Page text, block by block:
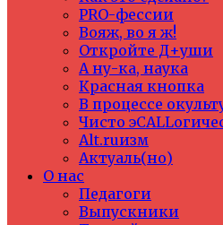
PRO-фессии
Вояж, во я ж!
Откройте Д+уши
А ну-ка, наука
Красная кнопка
В процессе
Чисто
Alt.ruизм
Актуаль(но)
О нас
Педагоги
Выпускники